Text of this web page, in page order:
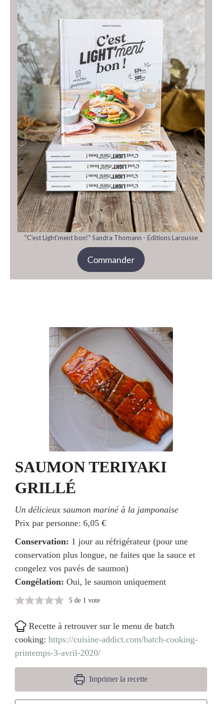
"C'est Light'ment bon!" Sandra Thomann - Editions Larousse
Commander
SAUMON TERIYAKI
GRILLÉ
Un délicieux saumon mariné à la jamponaise
Prix par personne: 6,05 €
Conservation: 1 jour au réfrigérateur (pour une
conservation plus longue, ne faites que la sauce et
congelez vos pavés de saumon)
Congélation: Oui, le saumon uniquement
5de 1 vote
Recette à retrouver sur le menu de batch
cooking: https://cuisine-addict.com/batch-cooking-
printemps-3-avril-2020/
Imprimer la recette